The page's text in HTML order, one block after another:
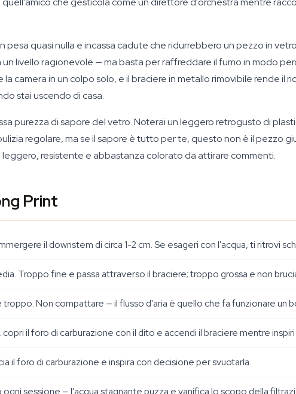
quasi nulla e incassa cadute che ridurrebbero un pezzo in
livello ragionevole — ma basta per raffreddare il fumo in modo
camera in un colpo solo, e il braciere in metallo rimovibile rende il
stai uscendo di casa.
purezza di sapore del vetro. Noterai un leggero retrogusto di
regolare, ma se il sapore è tutto per te, questo non è il pezzo
resistente e abbastanza colorato da attirare commenti.
Print
il downstem di circa 1-2 cm. Se esageri con l'acqua, ti ritrovi
Troppo fine e passa attraverso il braciere; troppo grossa e non
troppo. Non compattare — il flusso d'aria è quello che fa funzionare un
il foro di carburazione con il dito e accendi il braciere mentre
il foro di carburazione e inspira con decisione per svuotarla.
ogni sessione — l'acqua stagnante puzza e vanifica lo scopo della